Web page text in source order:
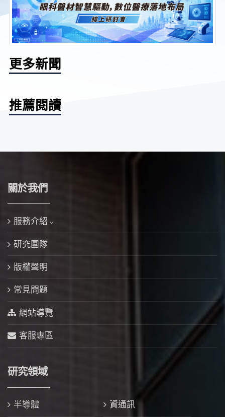
更多新聞
推薦閱讀
關於我們
服務介紹
研究團隊
版權聲明
常見問題
網站導覽
客服專區
研究領域
半導體 資通訊